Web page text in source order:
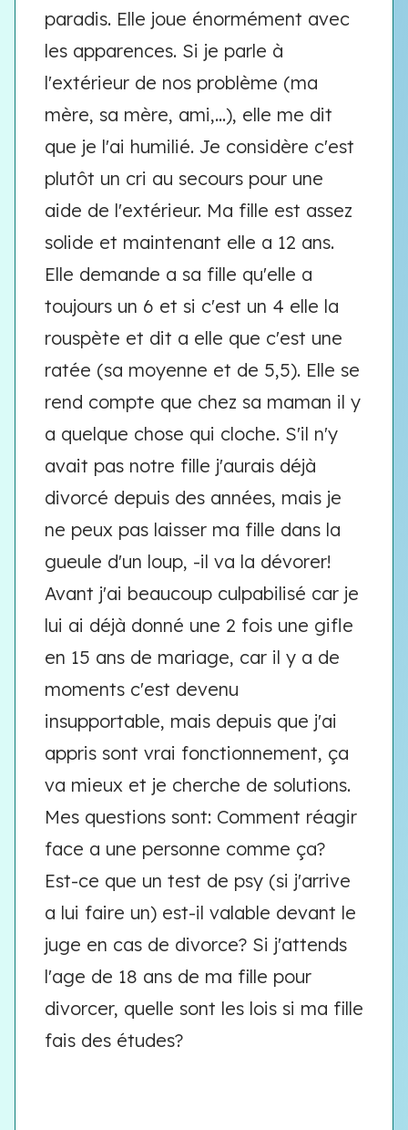
paradis. Elle joue énormément avec
les apparences. Si je parle à
l'extérieur de nos problème (ma
mère, sa mère, ami,...), elle me dit
que je l'ai humilié. Je considère c'est
plutôt un cri au secours pour une
aide de l'extérieur. Ma fille est assez
solide et maintenant elle a 12 ans.
Elle demande a sa fille qu'elle a
toujours un 6 et si c'est un 4 elle la
rouspète et dit a elle que c'est une
ratée (sa moyenne et de 5,5). Elle se
rend compte que chez sa maman il y
a quelque chose qui cloche. S'il n'y
avait pas notre fille j'aurais déjà
divorcé depuis des années, mais je
ne peux pas laisser ma fille dans la
gueule d'un loup, -il va la dévorer!
Avant j'ai beaucoup culpabilisé car je
lui ai déjà donné une 2 fois une gifle
en 15 ans de mariage, car il y a de
moments c'est devenu
insupportable, mais depuis que j'ai
appris sont vrai fonctionnement, ça
va mieux et je cherche de solutions.
Mes questions sont: Comment réagir
face a une personne comme ça?
Est-ce que un test de psy (si j'arrive
a lui faire un) est-il valable devant le
juge en cas de divorce? Si j'attends
l'age de 18 ans de ma fille pour
divorcer, quelle sont les lois si ma fille
fais des études?